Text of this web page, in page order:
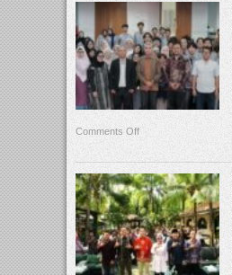
Comments Off